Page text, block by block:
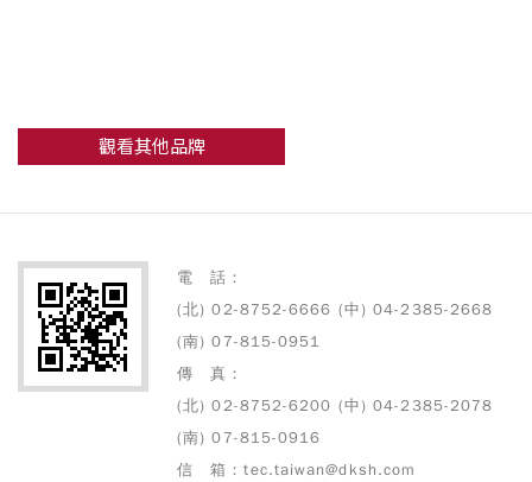
觀看其他品牌
電 話：
(北) 02-8752-6666 (中) 04-2385-2668
(南) 07-815-0951
傳 真：
(北) 02-8752-6200 (中) 04-2385-2078
(南) 07-815-0916
信 箱：tec.taiwan@dksh.com